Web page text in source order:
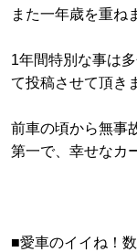
また一年歳を重ね
1年間特別な事は
て投稿させて頂き
前車の頃から無事
第一で、幸せなカ
■愛車のイイね！